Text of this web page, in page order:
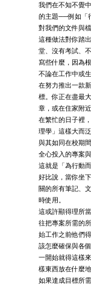
我們在不知不覺
的主題──例如「
對我們的文件與
這種做法對你踏
堂、沒有考試、
寫些什麼，因為
不論在工作中或
在努力推出一款
標。你正在盡最
章，或在住家附
在繁忙的日子裡
理學」這樣大而
與其如同在校期
全心投入的專案
這就是「為行動
好比說，當你坐
關的所有筆記、
時使用。
這或許顯得理所
往把專案所需的
始工作之前他們
該怎麼確保與各
一開始就得這樣
樣東西放在什麼
如果達成目標所